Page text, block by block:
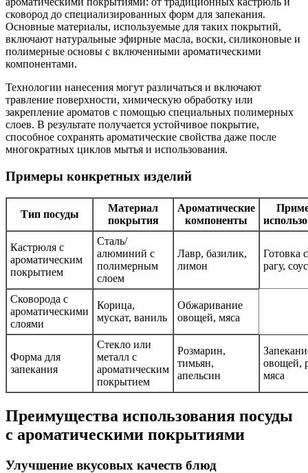
сковород до специализированных форм для запекания.
Основные материалы, используемые для таких покрытий,
включают натуральные эфирные масла, воски, силиконовые и
полимерные основы с включенными ароматическими
компонентами.
Технологии нанесения могут различаться и включают
травление поверхности, химическую обработку или
закрепление ароматов с помощью специальных полимерных
слоев. В результате получается устойчивое покрытие,
способное сохранять ароматические свойства даже после
многократных циклов мытья и использования.
Примеры конкретных изделий
Тип посуды
Материал
покрытия
Ароматические
компоненты
Кастрюля с
ароматическим
покрытием
Сталь/
алюминий с
полимерным
слоем
Лавр, базилик,
лимон
Готовка
рагу,
Сковорода с
ароматическими
слоями
Корица,
мускат, ваниль
Обжаривание
овощей, мяса
Форма для
запекания
Стекло или
металл с
ароматическим
покрытием
Розмарин,
тимьян,
апельсин
овощей,
мяса
Преимущества использования посуды
с ароматическими покрытиями
Улучшение вкусовых качеств блюд